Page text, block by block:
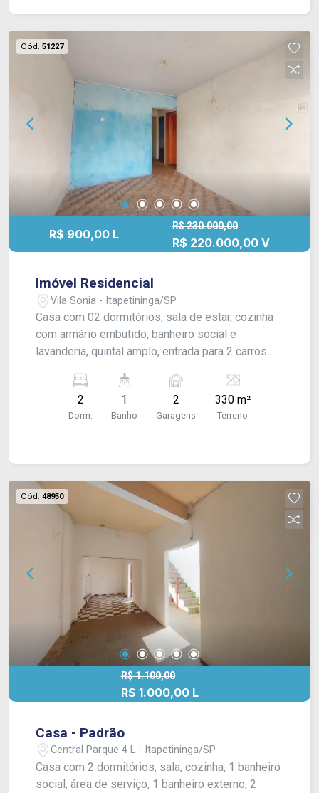
Cód. 51227
R$ 900,00 L
R$ 230.000,00
R$ 220.000,00 V
Imóvel Residencial
Vila Sonia - Itapetininga/SP
Casa com 02 dormitórios, sala de estar, cozinha
com armário embutido, banheiro social e
lavanderia, quintal amplo, entrada para 2 carros.
vermelhão.
2
Dorm.
1
Banho
2
Garagens
330 m²
Terreno
Cód. 48950
R$ 1.100,00
R$ 1.000,00 L
Casa - Padrão
Central Parque 4 L - Itapetininga/SP
Casa com 2 dormitórios, sala, cozinha, 1 banheiro
social, área de serviço, 1 banheiro externo, 2